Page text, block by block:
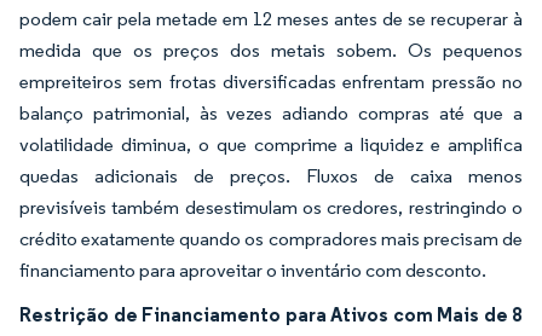
podem cair pela metade em 12 meses antes de se recuperar à
medida que os preços dos metais sobem. Os pequenos
empreiteiros sem frotas diversificadas enfrentam pressão no
balanço patrimonial, às vezes adiando compras até que a
volatilidade diminua, o que comprime a liquidez e amplifica
quedas adicionais de preços. Fluxos de caixa menos
previsíveis também desestimulam os credores, restringindo o
crédito exatamente quando os compradores mais precisam de
financiamento para aproveitar o inventário com desconto.
Restrição de Financiamento para Ativos com Mais de 8